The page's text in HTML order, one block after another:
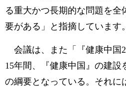
る重大かつ長期的な問題を全
要がある」と指摘しています。
会議は、また「『健康中国
15年間、『健康中国』の建設
の綱要となっている。それに